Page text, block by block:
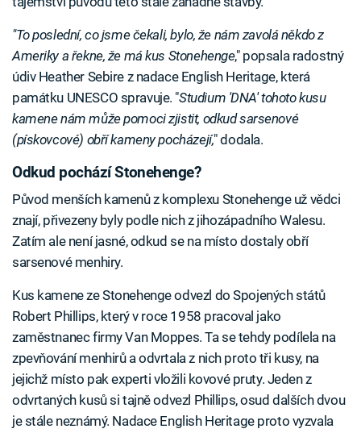
"To poslední, co jsme čekali, bylo, že nám zavolá někdo z
Ameriky a řekne, že má kus Stonehenge," popsala radostný
údiv Heather Sebire z nadace English Heritage, která
památku UNESCO spravuje. "Studium 'DNA' tohoto kusu
kamene nám může pomoci zjistit, odkud sarsenové
(pískovcové) obří kameny pocházejí," dodala.
Odkud pochází Stonehenge?
Původ menších kamenů z komplexu Stonehenge už vědci
znají, přivezeny byly podle nich z jihozápadního Walesu.
Zatím ale není jasné, odkud se na místo dostaly obří
sarsenové menhiry.
Kus kamene ze Stonehenge odvezl do Spojených států
Robert Phillips, který v roce 1958 pracoval jako
zaměstnanec firmy Van Moppes. Ta se tehdy podílela na
zpevňování menhirů a odvrtala z nich proto tři kusy, na
jejichž místo pak experti vložili kovové pruty. Jeden z
odvrtaných kusů si tajně odvezl Phillips, osud dalších dvou
je stále neznámý. Nadace English Heritage proto vyzvala